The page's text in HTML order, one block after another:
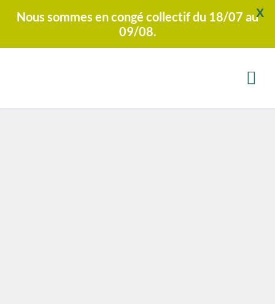
X
Nous sommes en congé collectif du 18/07 au
09/08.